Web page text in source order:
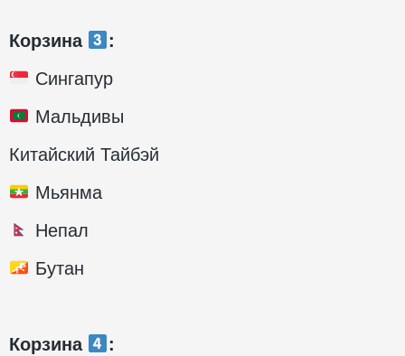
Корзина
:
Сингапур
Мальдивы
Китайский Тайбэй
Мьянма
Непал
Бутан
Корзина
: